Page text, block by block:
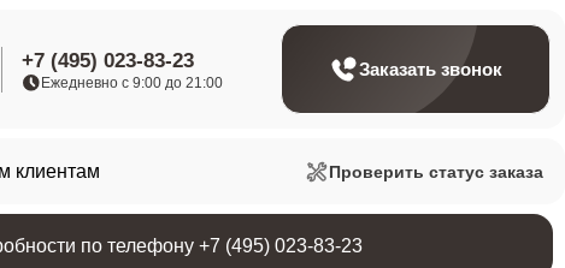
+7 (495) 023-83-23
Ежедневно с 9:00 до 21:00
Заказать звонок
клиентам Проверить статус заказа
по телефону +7 (495) 023-83-23